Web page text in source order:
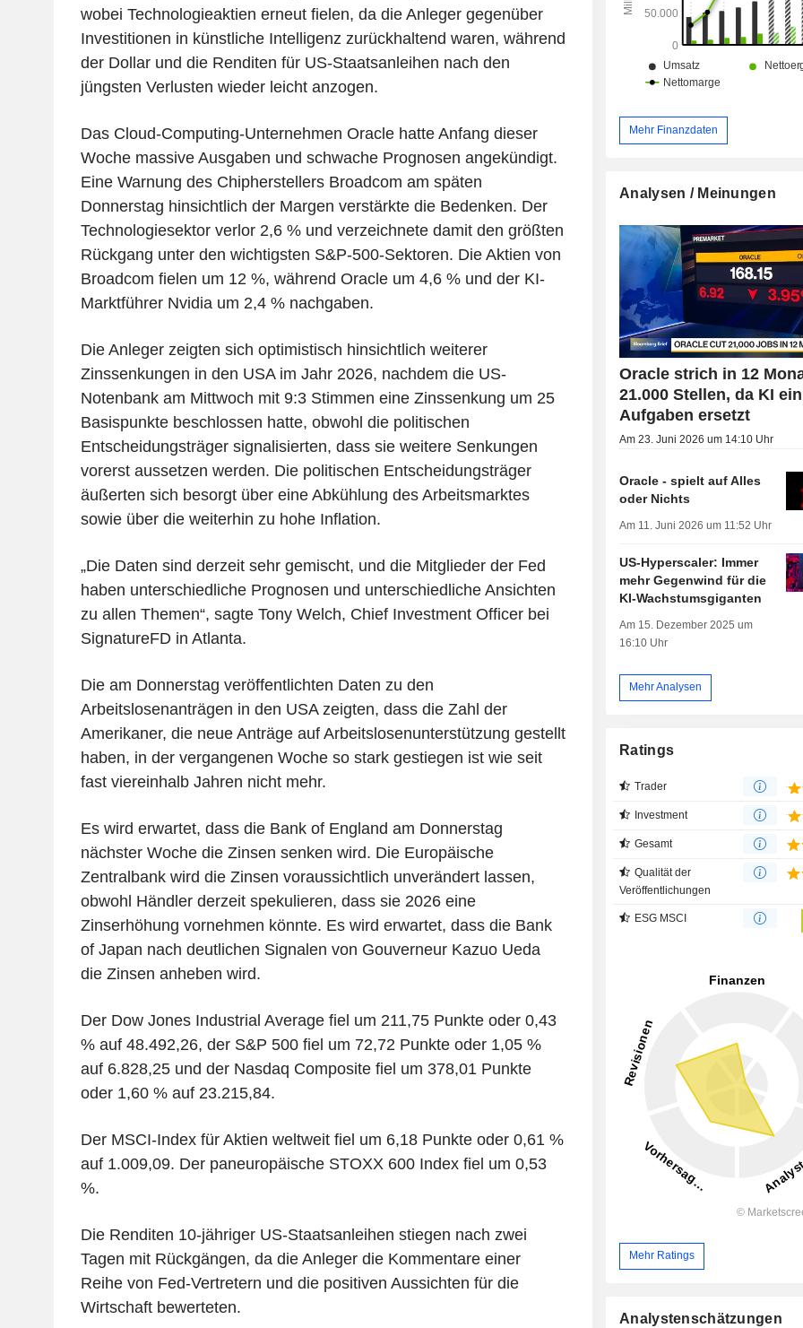
wobei Technologieaktien erneut fielen, da die Anleger gegenüber
Investitionen in künstliche Intelligenz zurückhaltend waren, während
der Dollar und die Renditen für US-Staatsanleihen nach den
jüngsten Verlusten wieder leicht anzogen.
Das Cloud-Computing-Unternehmen Oracle hatte Anfang dieser
Woche massive Ausgaben und schwache Prognosen angekündigt.
Eine Warnung des Chipherstellers Broadcom am späten
Donnerstag hinsichtlich der Margen verstärkte die Bedenken. Der
Technologiesektor verlor 2,6 % und verzeichnete damit den größten
Rückgang unter den wichtigsten S&P-500-Sektoren. Die Aktien von
Broadcom fielen um 12 %, während Oracle um 4,6 % und der KI-
Marktführer Nvidia um 2,4 % nachgaben.
Die Anleger zeigten sich optimistisch hinsichtlich weiterer
Zinssenkungen in den USA im Jahr 2026, nachdem die US-
Notenbank am Mittwoch mit 9:3 Stimmen eine Zinssenkung um 25
Basispunkte beschlossen hatte, obwohl die politischen
Entscheidungsträger signalisierten, dass sie weitere Senkungen
vorerst aussetzen werden. Die politischen Entscheidungsträger
äußerten sich besorgt über eine Abkühlung des Arbeitsmarktes
sowie über die weiterhin zu hohe Inflation.
„Die Daten sind derzeit sehr gemischt, und die Mitglieder der Fed
haben unterschiedliche Prognosen und unterschiedliche Ansichten
zu allen Themen“, sagte Tony Welch, Chief Investment Officer bei
SignatureFD in Atlanta.
Die am Donnerstag veröffentlichten Daten zu den
Arbeitslosenanträgen in den USA zeigten, dass die Zahl der
Amerikaner, die neue Anträge auf Arbeitslosenunterstützung gestellt
haben, in der vergangenen Woche so stark gestiegen ist wie seit
fast viereinhalb Jahren nicht mehr.
Es wird erwartet, dass die Bank of England am Donnerstag
nächster Woche die Zinsen senken wird. Die Europäische
Zentralbank wird die Zinsen voraussichtlich unverändert lassen,
obwohl Händler derzeit spekulieren, dass sie 2026 eine
Zinserhöhung vornehmen könnte. Es wird erwartet, dass die Bank
of Japan nach deutlichen Signalen von Gouverneur Kazuo Ueda
die Zinsen anheben wird.
Der Dow Jones Industrial Average fiel um 211,75 Punkte oder 0,43
% auf 48.492,26, der S&P 500 fiel um 72,72 Punkte oder 1,05 %
auf 6.828,25 und der Nasdaq Composite fiel um 378,01 Punkte
oder 1,60 % auf 23.215,84.
Der MSCI-Index für Aktien weltweit fiel um 6,18 Punkte oder 0,61 %
auf 1.009,09. Der paneuropäische STOXX 600 Index fiel um 0,53
%.
Die Renditen 10-jähriger US-Staatsanleihen stiegen nach zwei
Tagen mit Rückgängen, da die Anleger die Kommentare einer
Reihe von Fed-Vertretern und die positiven Aussichten für die
Wirtschaft bewerteten.
Mehr Finanzdaten
Analysen / Meinungen
Oracle strich in 12
21.000 Stellen, da KI
Aufgaben ersetzt
Am 23. Juni 2026 um 14:10 Uhr
Oracle - spielt auf Alles
oder Nichts
Am 11. Juni 2026 um 11:52 Uhr
US-Hyperscaler: Immer
mehr Gegenwind für die
KI-Wachstumsgiganten
Am 15. Dezember 2025 um
16:10 Uhr
Mehr Analysen
Ratings
Trader
Investment
Gesamt
Qualität der
Veröffentlichungen
ESG MSCI
Mehr Ratings
Analystenschätzungen